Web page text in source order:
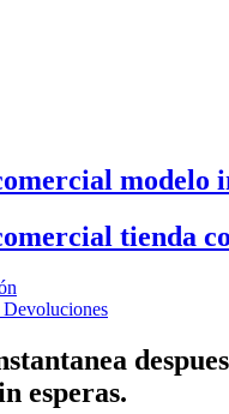
modelo
tienda
esperas.